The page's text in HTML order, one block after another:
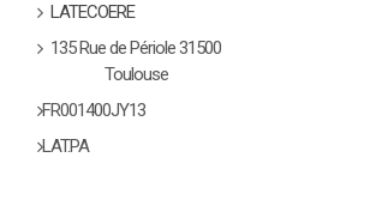
LATECOERE
135 Rue de Périole 31500
Toulouse
FR001400JY13
LAT.PA